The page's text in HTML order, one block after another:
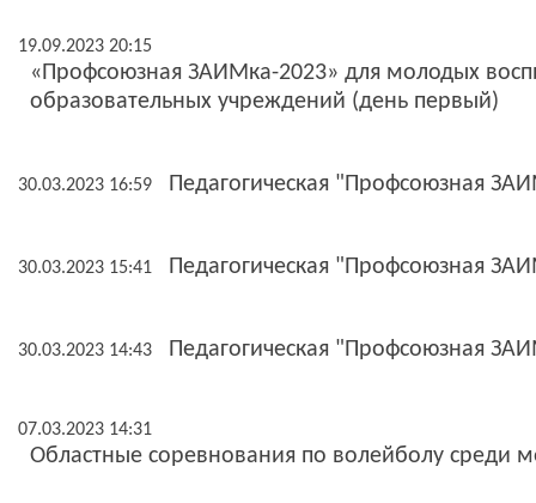
19.09.2023 20:15
«Профсоюзная ЗАИМка-2023» для молодых
образовательных учреждений (день первый)
30.03.2023 16:59 Педагогическая "Профсоюзная
30.03.2023 15:41 Педагогическая "Профсоюзная
30.03.2023 14:43 Педагогическая "Профсоюзная
07.03.2023 14:31
Областные соревнования по волейболу среди